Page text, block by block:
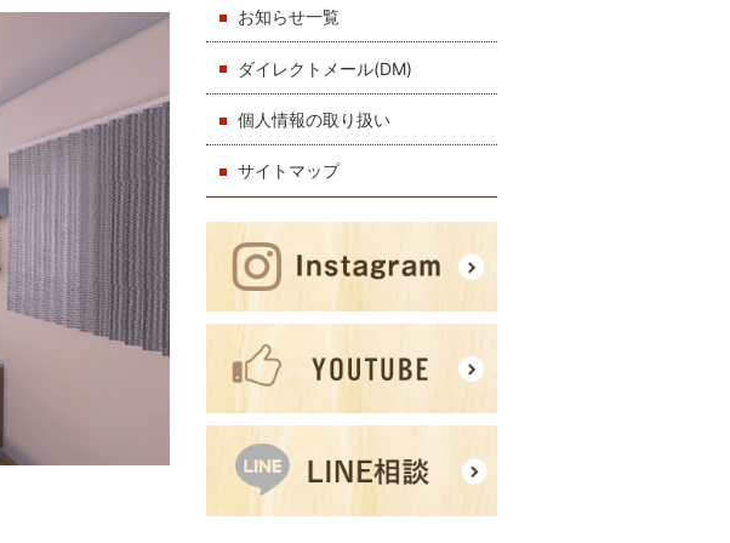
お知らせ一覧
ダイレクトメール(DM)
個人情報の取り扱い
サイトマップ